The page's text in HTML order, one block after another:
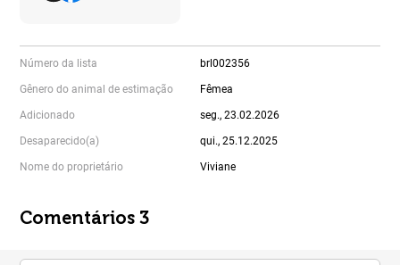
Número da lista brl002356
Gênero do animal de estimação Fêmea
Adicionado seg., 23.02.2026
Desaparecido(a) qui., 25.12.2025
Nome do proprietário Viviane
Comentários 3